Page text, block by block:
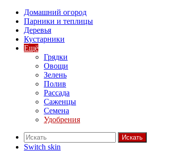
Домашний огород
Парники и теплицы
Деревья
Кустарники
Ещё
Грядки
Овощи
Зелень
Полив
Рассада
Саженцы
Семена
Удобрения
Искать
Switch skin